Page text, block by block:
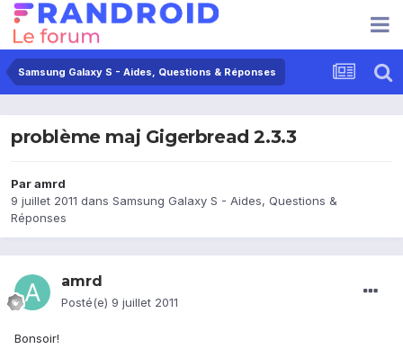
Samsung Galaxy S - Aides, Questions & Réponses
problème maj Gigerbread 2.3.3
Paramrd
9 juillet 2011 dans Samsung Galaxy S - Aides, Questions &
Réponses
amrd
Posté(e) 9 juillet 2011
Bonsoir!